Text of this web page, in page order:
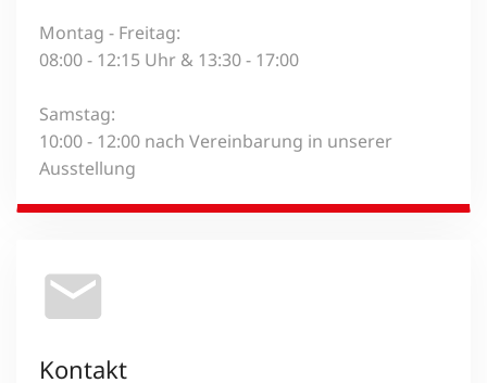
Montag - Freitag:
08:00 - 12:15 Uhr & 13:30 - 17:00
Samstag:
10:00 - 12:00 nach Vereinbarung in unserer
Ausstellung
Kontakt